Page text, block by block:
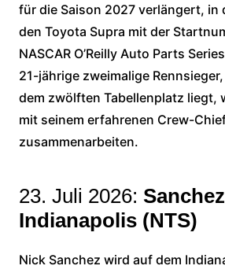
für die Saison 2027 verlängert, in
den Toyota Supra mit der
NASCAR O’Reilly Auto Parts
21-jährige zweimalige
dem zwölften Tabellenplatz liegt,
mit seinem erfahrenen Crew-
zusammenarbeiten.
23. Juli 2026:
Indianapolis (NTS)
Nick Sanchez wird auf dem